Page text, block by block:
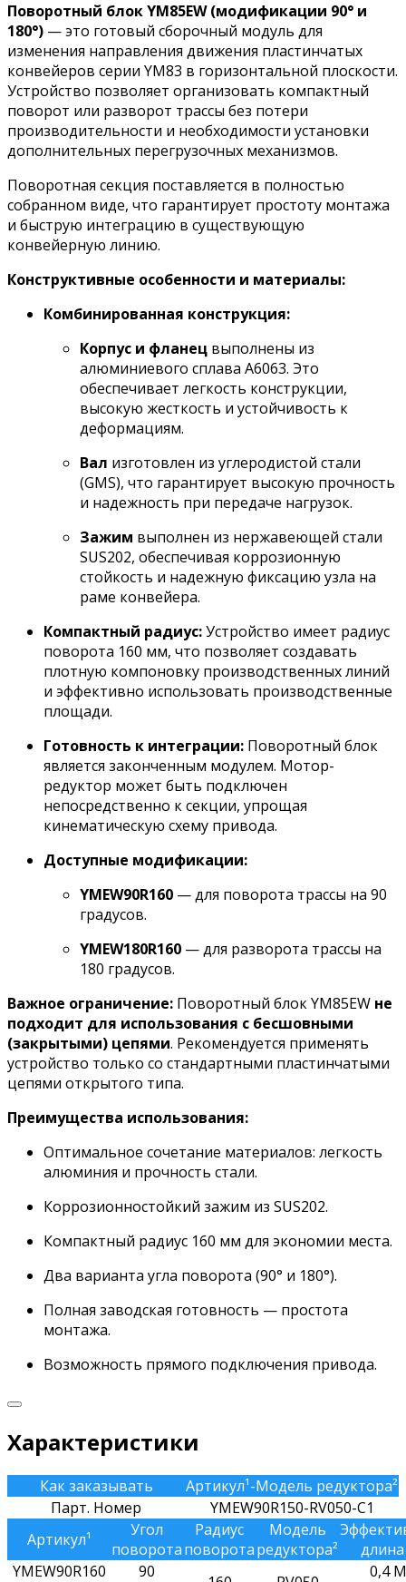
Поворотный блок YM85EW (модификации 90° и
180°) — это готовый сборочный модуль для
изменения направления движения пластинчатых
конвейеров серии YM83 в горизонтальной плоскости.
Устройство позволяет организовать компактный
поворот или разворот трассы без потери
производительности и необходимости установки
дополнительных перегрузочных механизмов.
Поворотная секция поставляется в полностью
собранном виде, что гарантирует простоту монтажа
и быструю интеграцию в существующую
конвейерную линию.
Конструктивные особенности и материалы:
Комбинированная конструкция:
Корпус и фланец выполнены из
алюминиевого сплава A6063. Это
обеспечивает легкость конструкции,
высокую жесткость и устойчивость к
деформациям.
Вал изготовлен из углеродистой стали
(GMS), что гарантирует высокую прочность
и надежность при передаче нагрузок.
Зажим выполнен из нержавеющей стали
SUS202, обеспечивая коррозионную
стойкость и надежную фиксацию узла на
раме конвейера.
Компактный радиус:Устройство имеет радиус
поворота 160 мм, что позволяет создавать
плотную компоновку производственных линий
и эффективно использовать производственные
площади.
Готовность к интеграции: Поворотный блок
является законченным модулем. Мотор-
редуктор может быть подключен
непосредственно к секции, упрощая
кинематическую схему привода.
Доступные модификации:
YMEW90R160 — для поворота трассы на 90
градусов.
YMEW180R160 — для разворота трассы на
180 градусов.
Важное ограничение: Поворотный блок YM85EW не
подходит для использования с бесшовными
(закрытыми) цепями. Рекомендуется применять
устройство только со стандартными пластинчатыми
цепями открытого типа.
Преимущества использования:
Оптимальное сочетание материалов: легкость
алюминия и прочность стали.
Коррозионностойкий зажим из SUS202.
Компактный радиус 160 мм для экономии места.
Два варианта угла поворота (90° и 180°).
Полная заводская готовность — простота
монтажа.
Возможность прямого подключения привода.
Характеристики
Как заказывать
Артикул¹-Модель редуктора²
Парт. Номер
YMEW90R150-RV050-C1
Артикул¹
Угол
поворота
Радиус
поворота
Модель
редуктора²
YMEW90R160
90 0,4 M